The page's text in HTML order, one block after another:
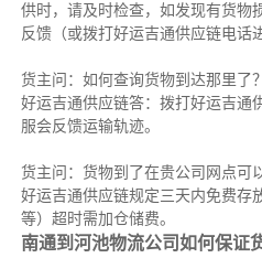
供时，请及时检查，如发现有货物
反馈（或拨打好运吉通供应链电话
货主问：如何查询货物到达那里了？
好运吉通供应链答：拨打好运吉通
服会反馈运输轨迹。
货主问：货物到了在贵公司网点可
好运吉通供应链规定三天内免费存
等）超时需加仓储费。
南通到河池物流公司如何保证